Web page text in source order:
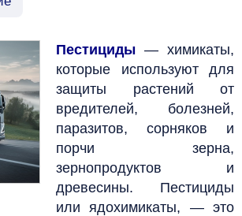
Пестициды — химикаты,
которые используют для
защиты растений от
вредителей, болезней,
паразитов, сорняков и
порчи зерна,
зернопродуктов и
древесины. Пестициды
или ядохимикаты, — это